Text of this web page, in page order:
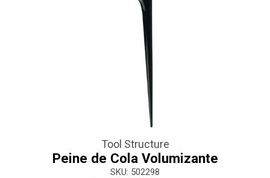
Tool Structure
Peine de Cola Volumizante
: 502298